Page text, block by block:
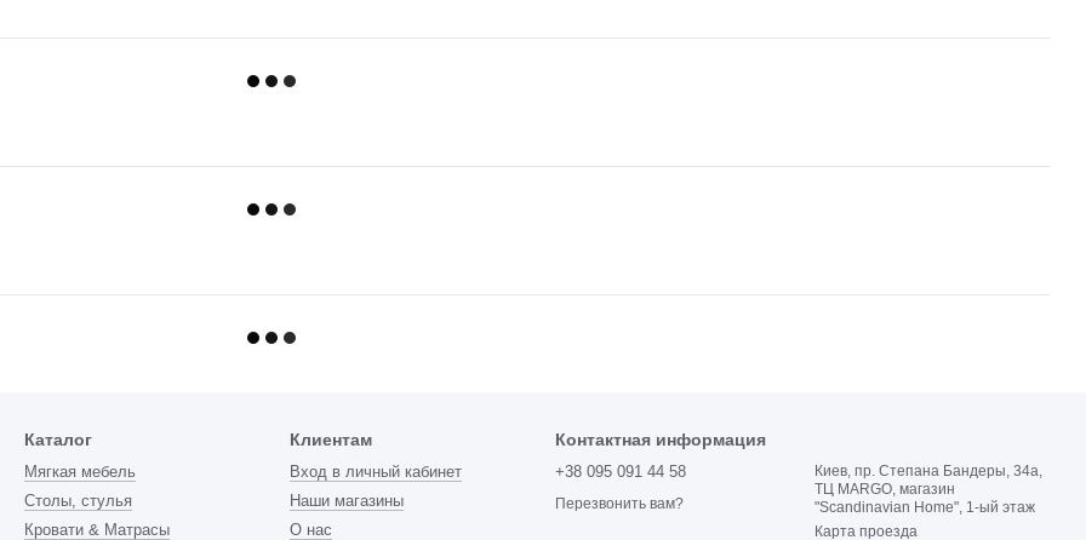
Каталог
Мягкая мебель
Столы, стулья
Кровати & Матрасы
Клиентам
Вход в личный кабинет
Наши магазины
О нас
Контактная информация
+38 095 091 44 58
Перезвонить вам?
Киев, пр. Степана Бандеры, 34а,
ТЦ MARGO, магазин
"Scandinavian Home", 1-ый этаж
Карта проезда